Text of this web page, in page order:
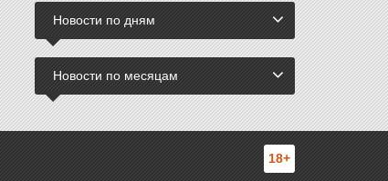
Новости по дням
Новости по месяцам
18+